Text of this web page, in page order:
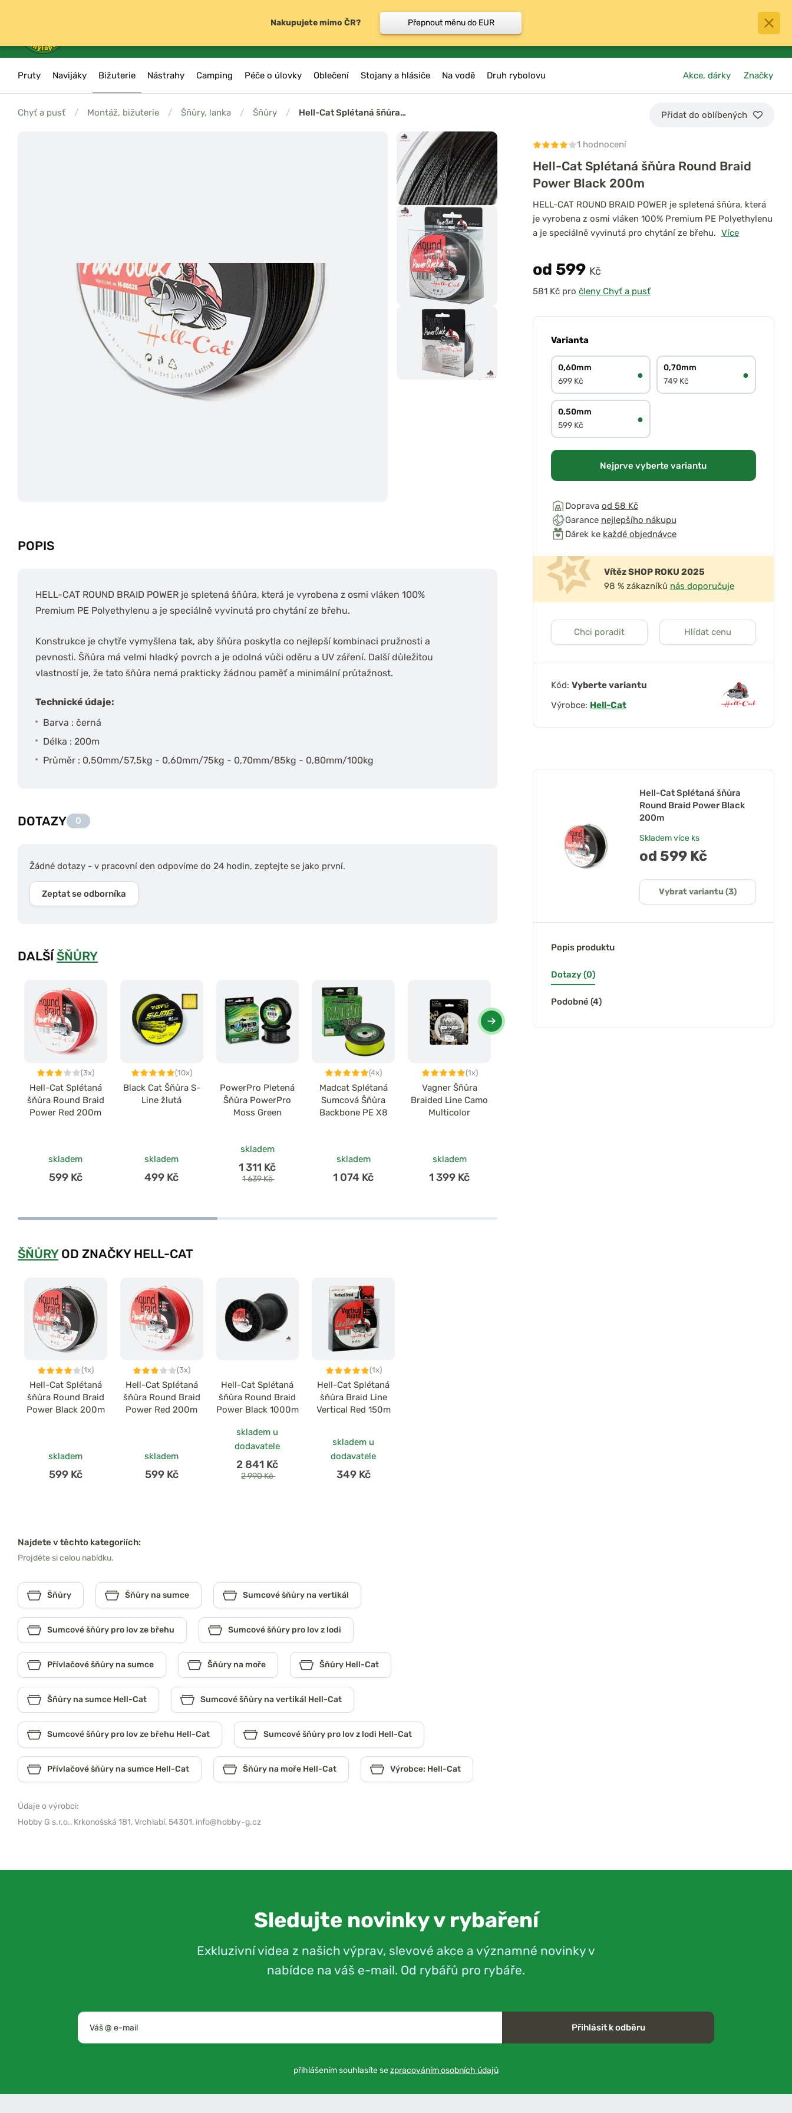
0
košík
Pruty Navijáky Bižuterie Nástrahy Camping Péče o úlovky Oblečení Stojany a hlásiče Na vodě Druh rybolovu Akce, dárky Značky
Chyť a pusť / Montáž, bižuterie / Šňůry, lanka / Šňůry / Hell-Cat Splétaná šňůra… Přidat do oblíbených
POPIS
HELL-CAT ROUND BRAID POWER je spletená šňůra, která je vyrobena z osmi vláken 100%
Premium PE Polyethylenu a je speciálně vyvinutá pro chytání ze břehu.
Konstrukce je chytře vymyšlena tak, aby šňůra poskytla co nejlepší kombinaci pružnosti a
pevnosti. Šňůra má velmi hladký povrch a je odolná vůči oděru a UV záření. Další důležitou
vlastností je, že tato šňůra nemá prakticky žádnou paměť a minimální průtažnost.
Technické údaje:
Barva : černá
Délka : 200m
Průměr : 0,50mm/57,5kg - 0,60mm/75kg - 0,70mm/85kg - 0,80mm/100kg
DOTAZY 0
Žádné dotazy - v pracovní den odpovíme do 24 hodin, zeptejte se jako první.
Zeptat se odborníka
DALŠÍ ŠŇŮRY
(3x)
Hell-Cat Splétaná
šňůra Round Braid
Power Red 200m
skladem
599 Kč
(10x)
Black Cat Šňůra S-
Line žlutá
skladem
499 Kč
PowerPro Pletená
Šňůra PowerPro
Moss Green
skladem
1 311 Kč
1 639 Kč
(4x)
Madcat Splétaná
Sumcová Šňůra
Backbone PE X8
skladem
1 074 Kč
(1x)
Vagner Šňůra
Braided Line Camo
Multicolor
skladem
1 399 Kč
ŠŇŮRYOD ZNAČKY HELL-CAT
(1x)
Hell-Cat Splétaná
šňůra Round Braid
Power Black 200m
skladem
599 Kč
(3x)
Hell-Cat Splétaná
šňůra Round Braid
Power Red 200m
skladem
599 Kč
Hell-Cat Splétaná
šňůra Round Braid
Power Black 1000m
skladem u
dodavatele
2 841 Kč
2 990 Kč
(1x)
Hell-Cat Splétaná
šňůra Braid Line
Vertical Red 150m
skladem u
dodavatele
349 Kč
Najdete v těchto kategoriích:
Projděte si celou nabídku.
Šňůry Šňůry na sumce Sumcové šňůry na vertikál
Sumcové šňůry pro lov ze břehu Sumcové šňůry pro lov z lodi
Přívlačové šňůry na sumce Šňůry na moře Šňůry Hell-Cat
Šňůry na sumce Hell-Cat Sumcové šňůry na vertikál Hell-Cat
Sumcové šňůry pro lov ze břehu Hell-Cat Sumcové šňůry pro lov z lodi Hell-Cat
Přívlačové šňůry na sumce Hell-Cat Šňůry na moře Hell-Cat Výrobce: Hell-Cat
Údaje o výrobci:
Hobby G s.r.o., Krkonošská 181, Vrchlabí, 54301, info@hobby-g.cz
1 hodnocení
Hell-Cat Splétaná šňůra Round Braid
Power Black 200m
HELL-CAT ROUND BRAID POWER je spletená šňůra, která
je vyrobena z osmi vláken 100% Premium PE Polyethylenu
a je speciálně vyvinutá pro chytání ze břehu. Více
od 599 Kč
pro členy Chyť a pusť
Varianta
0,60mm
699 Kč
●
0,70mm
749 Kč
●
0,50mm
599 Kč
●
Nejprve vyberte variantu
Doprava od 58 Kč
Garance nejlepšího nákupu
Dárek ke každé objednávce
Vítěz SHOP ROKU 2025
98 % zákazníků nás doporučuje
Chci poradit Hlídat cenu
Kód: Vyberte variantu
Výrobce: Hell-Cat
Hell-Cat Splétaná šňůra
Round Braid Power Black
200m
Sklademvíce ks
od 599 Kč
Vybrat variantu (3)
Popis produktu
Dotazy (0)
Podobné (4)
Sledujte novinky v rybaření
Exkluzivní videa z našich výprav, slevové akce a významné novinky v
nabídce na váš e-mail. Od rybářů pro rybáře.
Přihlásit k odběru
přihlášením souhlasíte sezpracováním osobních údajů
Nakupujete mimo ČR? Přepnout měnu do EUR